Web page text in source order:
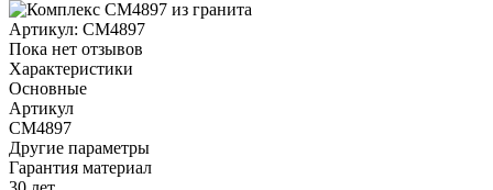
Артикул: CM4897
Пока нет отзывов
Характеристики
Основные
Артикул
CM4897
Другие параметры
Гарантия материал